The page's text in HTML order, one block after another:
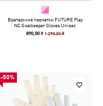
Вратарские перчатки FUTURE Play
NC Goalkeeper Gloves Unisex
890,00 ₴ 1 290,00 ₴
-50%